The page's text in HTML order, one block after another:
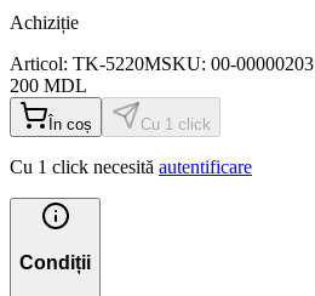
Achiziție
Articol: TK-5220MSKU: 00-00000203
200 MDL
În coș Cu 1 click
Cu 1 click necesită autentificare
Condiții